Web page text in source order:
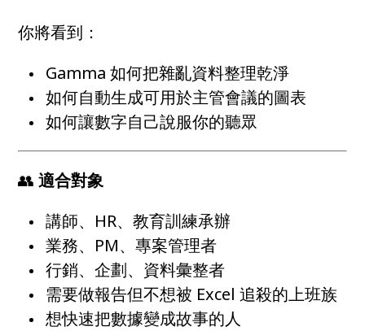
你將看到：
Gamma 如何把雜亂資料整理乾淨
如何自動生成可用於主管會議的圖表
如何讓數字自己說服你的聽眾
👥適合對象
講師、HR、教育訓練承辦
業務、PM、專案管理者
行銷、企劃、資料彙整者
需要做報告但不想被 Excel 追殺的上班族
想快速把數據變成故事的人